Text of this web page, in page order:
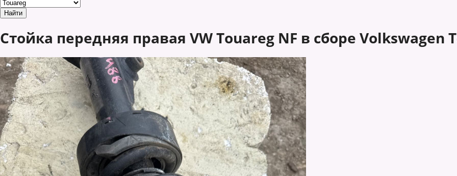
Стойка передняя правая VW Touareg NF в сборе Volkswagen